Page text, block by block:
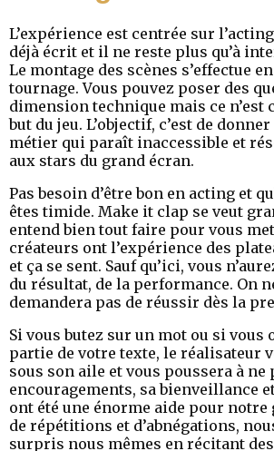
L’expérience est centrée sur
déjà écrit et il ne reste plus qu’à
Le montage des scènes s’effectue
tournage. Vous pouvez poser des
dimension technique mais ce n’est
but du jeu. L’objectif, c’est de
métier qui paraît inaccessible et
aux stars du grand écran.
Pas besoin d’être bon en acting et
êtes timide. Make it clap se veut
entend bien tout faire pour vous
créateurs ont l’expérience des
et ça se sent. Sauf qu’ici, vous
du résultat, de la performance. On
demandera pas de réussir dès la
Si vous butez sur un mot ou si vous
partie de votre texte, le réalisateur
sous son aile et vous poussera à ne
encouragements, sa bienveillance
ont été une énorme aide pour notre
de répétitions et d’abnégations,
surpris nous mêmes en récitant